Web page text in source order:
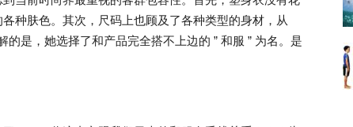
种肤色。其次，尺码上也顾及了各种类型的身材，从
是，她选择了和产品完全搭不上边的 ” 和服 ” 为名。是